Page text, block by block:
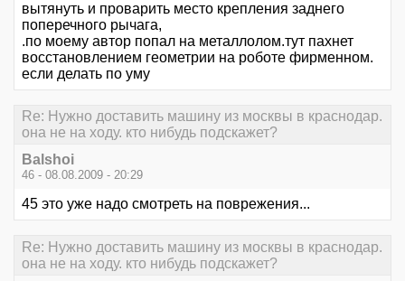
вытянуть и проварить место крепления заднего
поперечного рычага,
.по моему автор попал на металлолом.тут пахнет
восстановлением геометрии на роботе фирменном.
если делать по уму
Re: Нужно доставить машину из москвы в краснодар.
она не на ходу. кто нибудь подскажет?
Balshoi
46 - 08.08.2009 - 20:29
45 это уже надо смотреть на поврежения...
Re: Нужно доставить машину из москвы в краснодар.
она не на ходу. кто нибудь подскажет?